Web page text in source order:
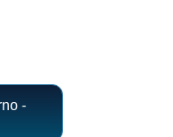
-